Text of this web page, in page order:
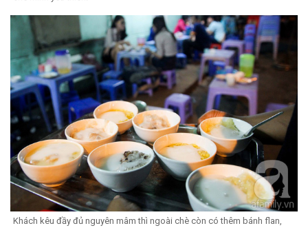
Khách kêu đầy đủ nguyên mâm thì ngoài chè còn có thêm bánh flan,